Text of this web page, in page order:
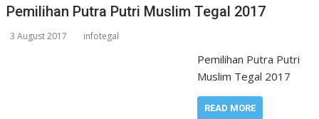
Pemilihan Putra Putri Muslim Tegal 2017
3 August 2017 infotegal
Pemilihan Putra Putri
Muslim Tegal 2017
READ MORE